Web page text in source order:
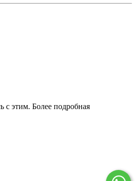
с этим. Более подробная